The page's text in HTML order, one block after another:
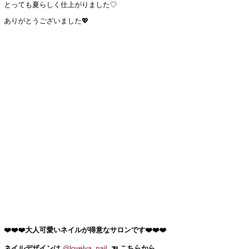
とっても夏らしく仕上がりました♡
ありがとうございました💖
❤️❤️❤️大人可愛いネイルが得意なサロンです❤️❤️❤️